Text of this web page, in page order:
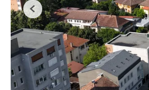
Previous